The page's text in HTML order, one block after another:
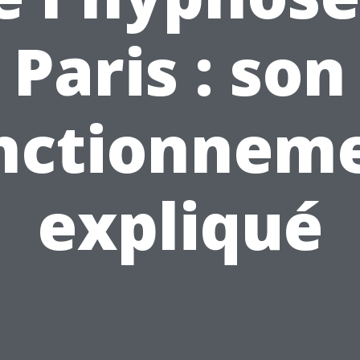
Paris : son
expliqué